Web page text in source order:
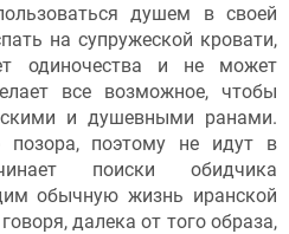
душем в своей
на супружеской кровати,
одиночества и не может
все возможное, чтобы
и душевными ранами.
позора, поэтому не идут в
поиски обидчика
обычную жизнь иранской
далека от того образа,